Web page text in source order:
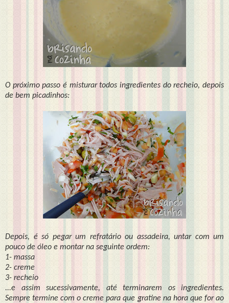
O próximo passo é misturar todos ingredientes do recheio, depois
de bem picadinhos:
Depois, é só pegar um refratário ou assadeira, untar com um
pouco de óleo e montar na seguinte ordem:
1- massa
2- creme
3- recheio
...e assim sucessivamente, até terminarem os ingredientes.
Sempre termine com o creme para que gratine na hora que for ao